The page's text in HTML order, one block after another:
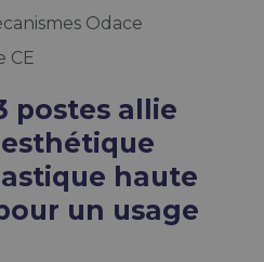
Odace
CE
postes allie
haute
un usage